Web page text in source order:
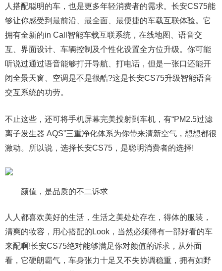
人搭配聪明的车，也是更多年轻消费者的需求。长安CS75能
够让你感受到最前沿、最全面、最便捷的车载互联体验。它
拥有全新的in Call智能车载互联系统，在线地图、语音交
互、界面设计、车辆控制及个性化设置全方位升级。你可能
听说过通过语音能够打开导航、打电话，但是一张口还能开
闭全景天窗、空调是不是很酷?这是长安CS75升级智能语音
交互系统的功劳。
不止这些，还可将手机屏幕完美投射到车机，有“PM2.5过滤
离子发生器 AQS”三重净化体系为你带来清新空气，想想都很
激动。所以说，选择长安CS75，是聪明消费者的选择!
颜值，是品质的不二诉求
人人都喜欢美好的生活，生活之美处处存在，得体的服装，
清爽的妆容，用心搭配的Look，当然必须得有一部好看的车
来配啊!长安CS75绝对能够满足你对颜值的诉求，从外面
看，它硬朗霸气，车身张力十足又不失协调稳重，拥有如野